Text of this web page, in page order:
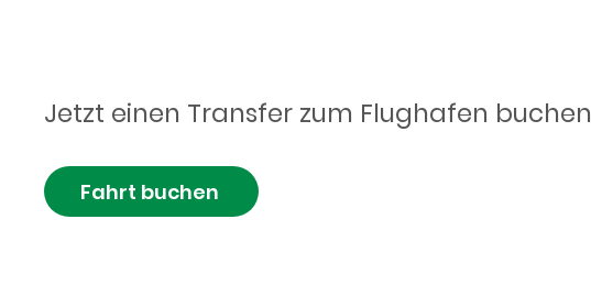
Fahrt buchen
Jetzt einen Transfer zum Flughafen buchen